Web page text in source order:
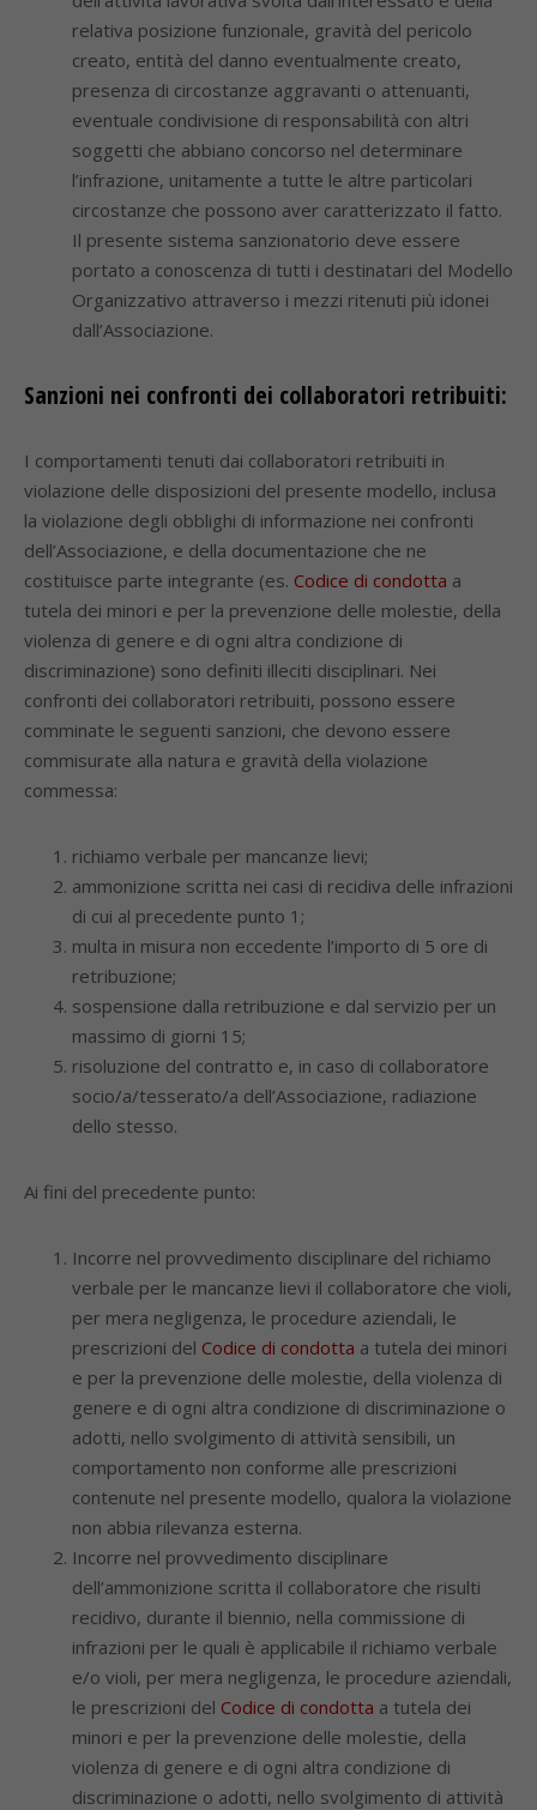
relativa posizione funzionale, gravità del pericolo
creato, entità del danno eventualmente creato,
presenza di circostanze aggravanti o attenuanti,
eventuale condivisione di responsabilità con altri
soggetti che abbiano concorso nel determinare
l’infrazione, unitamente a tutte le altre particolari
circostanze che possono aver caratterizzato il fatto.
Il presente sistema sanzionatorio deve essere
portato a conoscenza di tutti i destinatari del Modello
Organizzativo attraverso i mezzi ritenuti più idonei
dall’Associazione.
Sanzioni nei confronti dei collaboratori retribuiti:
I comportamenti tenuti dai collaboratori retribuiti in
violazione delle disposizioni del presente modello, inclusa
la violazione degli obblighi di informazione nei confronti
dell’Associazione, e della documentazione che ne
costituisce parte integrante (es. Codice di condotta a
tutela dei minori e per la prevenzione delle molestie, della
violenza di genere e di ogni altra condizione di
discriminazione) sono definiti illeciti disciplinari. Nei
confronti dei collaboratori retribuiti, possono essere
comminate le seguenti sanzioni, che devono essere
commisurate alla natura e gravità della violazione
commessa:
richiamo verbale per mancanze lievi;
ammonizione scritta nei casi di recidiva delle infrazioni
di cui al precedente punto 1;
multa in misura non eccedente l’importo di 5 ore di
retribuzione;
sospensione dalla retribuzione e dal servizio per un
massimo di giorni 15;
risoluzione del contratto e, in caso di collaboratore
socio/a/tesserato/a dell’Associazione, radiazione
dello stesso.
Ai fini del precedente punto:
Incorre nel provvedimento disciplinare del richiamo
verbale per le mancanze lievi il collaboratore che violi,
per mera negligenza, le procedure aziendali, le
prescrizioni del Codice di condotta a tutela dei minori
e per la prevenzione delle molestie, della violenza di
genere e di ogni altra condizione di discriminazione o
adotti, nello svolgimento di attività sensibili, un
comportamento non conforme alle prescrizioni
contenute nel presente modello, qualora la violazione
non abbia rilevanza esterna.
Incorre nel provvedimento disciplinare
dell’ammonizione scritta il collaboratore che risulti
recidivo, durante il biennio, nella commissione di
infrazioni per le quali è applicabile il richiamo verbale
e/o violi, per mera negligenza, le procedure aziendali,
le prescrizioni del Codice di condotta a tutela dei
minori e per la prevenzione delle molestie, della
violenza di genere e di ogni altra condizione di
discriminazione o adotti, nello svolgimento di attività